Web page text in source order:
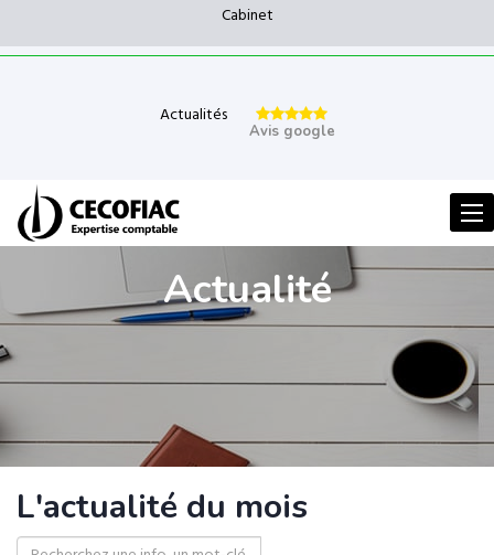
Cabinet
Actualités
Avis google
Actualité
L'actualité du mois